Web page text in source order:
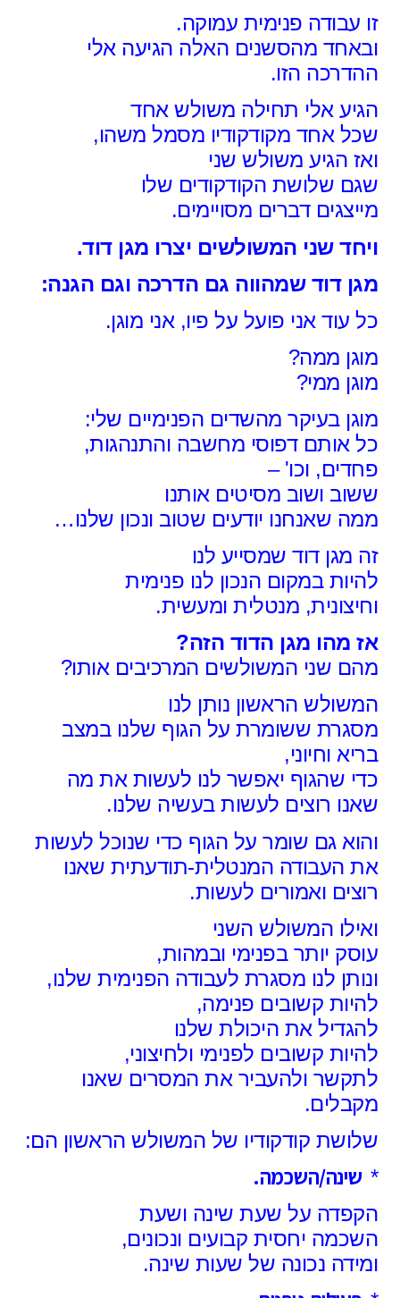
זו עבודה פנימית עמוקה.
ובאחד מהסשנים האלה הגיעה אלי
ההדרכה הזו.
הגיע אלי תחילה משולש אחד
שכל אחד מקודקודיו מסמל משהו,
ואז הגיע משולש שני
שגם שלושת הקודקודים שלו
מייצגים דברים מסויימים.
ויחד שני המשולשים יצרו מגן דוד.
מגן דוד שמהווה גם הדרכה וגם הגנה:
כל עוד אני פועל על פיו, אני מוגן.
מוגן ממה?
מוגן ממי?
מוגן בעיקר מהשדים הפנימיים שלי:
כל אותם דפוסי מחשבה והתנהגות,
פחדים, וכו' –
ששוב ושוב מסיטים אותנו
ממה שאנחנו יודעים שטוב ונכון שלנו…
זה מגן דוד שמסייע לנו
להיות במקום הנכון לנו פנימית
וחיצונית, מנטלית ומעשית.
אז מהו מגן הדוד הזה?
מהם שני המשולשים המרכיבים אותו?
המשולש הראשון נותן לנו
מסגרת ששומרת על הגוף שלנו במצב
בריא וחיוני,
כדי שהגוף יאפשר לנו לעשותאת מה
שאנו רוצים לעשות בעשיה שלנו.
והוא גם שומר על הגוף כדי שנוכל לעשות
את העבודה המנטלית-תודעתית שאנו
רוצים ואמורים לעשות.
ואילו המשולש השני
עוסק יותר בפנימי ובמהות,
ונותן לנו מסגרת לעבודה הפנימית שלנו,
להיות קשובים פנימה,
להגדיל את היכולת שלנו
להיות קשובים לפנימי ולחיצוני,
לתקשר ולהעביר את המסרים שאנו
מקבלים.
שלושת קודקודיו של המשולש הראשון הם:
* שינה/השכמה.
הקפדה על שעת שינה ושעת
השכמה יחסית קבועים ונכונים,
ומידה נכונה של שעות שינה.